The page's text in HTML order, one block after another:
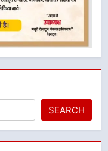
SEARCH